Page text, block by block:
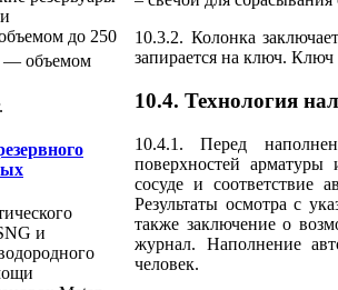
до 250
― объемом
и
10.3.2. Колонка
запирается на ключ. Ключ
10.4. Технология
10.4.1. Перед
поверхностей арматуры
сосуде и соответствие
Результаты осмотра с
также заключение о
журнал. Наполнение
человек.